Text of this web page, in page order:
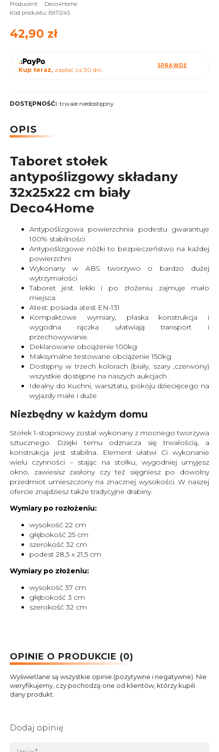
Producent:
Deco4Home
Kod produktu: BX11245
42,90 zł
Kup teraz, zapłać za 30 dni
SPRAWDŹ
DOSTĘPNOŚĆ: trwale niedostępny
OPIS
Taboret stołek
antypoślizgowy składany
32x25x22 cm biały
Deco4Home
Antypoślizgowa powierzchnia podestu gwarantuje
100% stabilności
Antypoślizgowe nóżki to bezpieczeństwo na każdej
powierzchni
Wykonany w ABS tworzywo o bardzo dużej
wytrzymałości
Taboret jest lekki i po złożeniu zajmuje mało
miejsca.
Atest: posiada atest EN-131
Kompaktowe wymiary, płaska konstrukcja i
wygodna rączka ułatwiają transport i
przechowywanie.
Deklarowane obciążenie 100kg
Maksymalne testowane obciążenie 150kg
Dostępny w trzech kolorach (biały, szary ,czerwony)
wszystkie dostępne na naszych aukcjach
Idealny do Kuchni, warsztatu, pokoju dziecięcego na
wyjazdy małe i duże
Niezbędny w każdym domu
Stołek 1-stopniowy został wykonany z mocnego tworzywa
sztucznego. Dzięki temu odznacza się trwałością, a
konstrukcja jest stabilna. Element ułatwi Ci wykonanie
wielu czynności – stając na stołku, wygodniej umyjesz
okno, zawiesisz zasłony czy też sięgniesz po dowolny
przedmiot umieszczony na znacznej wysokości. W naszej
ofercie znajdziesz także tradycyjne drabiny.
Wymiary po rozłożeniu:
wysokość 22 cm
głębokość 25 cm
szerokość 32 cm
podest 28,5 x 21,5 cm
Wymiary po złożeniu:
wysokość 37 cm
głębokość 3 cm
szerokość 32 cm
OPINIE O PRODUKCIE (0)
Wyświetlane są wszystkie opinie (pozytywne i negatywne). Nie
weryfikujemy, czy pochodzą one od klientów, którzy kupili
dany produkt.
Dodaj opinię